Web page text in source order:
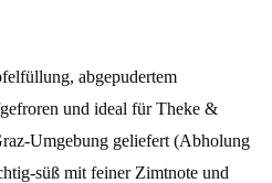
abgepudertem
und ideal für Theke &
Umgebung geliefert (Abholung
mit feiner Zimtnote und